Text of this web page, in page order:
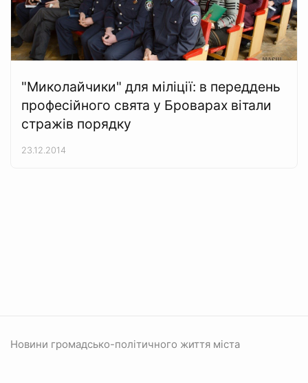
"Миколайчики" для міліції: в переддень
професійного свята у Броварах вітали
стражів порядку
23.12.2014
Новини громадсько-політичного життя міста